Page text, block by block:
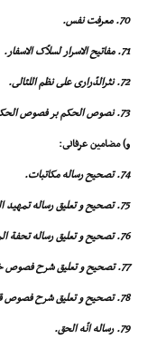
70. معرفت نفس.
71. مفاتیح الاسرار لسلاّک الاسفار.
72. نثرالدّرارى على نظم اللئالى.
73. نصوص الحکم بر فصوص الحکم فارابى.
و) مضامین عرفانى:
74. تصحیح رساله مکاتبات.
75. تصحیح و تعلیق رساله تمهید القواعد.
76. تصحیح و تعلیق رساله تحفة الملوک.
77. تصحیح و تعلیق شرح فصوص خوارزمى.
78. تصحیح و تعلیق شرح فصوص قیصرى.
79. رساله انّه الحق.